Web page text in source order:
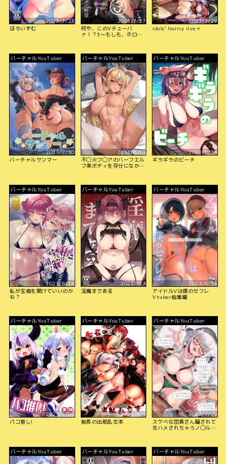
2023/7/27
ほろいずむ
2023/7/27
何や、このVチューバ
ァ！？3～もしも、ホロラ
2023/7/29
idols’ horny live＋
バーチャルYouTuber
2023/7/30
バーチャルサンマー
バーチャルYouTuber
2023/8/11
不◯火フ◯アのハーフエル
フ美ボディを存分になかだ
バーチャルYouTuber
2023/8/14
ギラギラのビーチ
バーチャルYouTuber
2023/8/14
私が宝箱を開けていいのか
ね？
バーチャルYouTuber
2023/8/4
淫魔まである
バーチャルYouTuber
2023/8/14
アイドルVは僕のセフレ
Vtuber総集編
バーチャルYouTuber
2023/7/29
パコ推し!
バーチャルYouTuber
2023/8/1
船長の出航乱交本
バーチャルYouTuber
2023/7/29
スケベな団員さん騙されて
生ハメされちゃうノ◯ル団
バーチャルYouTuber バーチャルYouTuber バーチャルYouTuber